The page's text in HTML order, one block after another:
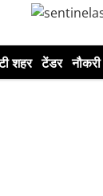
शहर टेंडर नौकरी